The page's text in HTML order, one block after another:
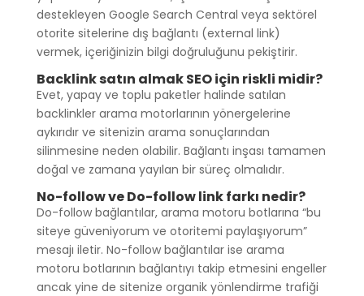
destekleyen Google Search Central veya sektörel
otorite sitelerine dış bağlantı (external link)
vermek, içeriğinizin bilgi doğruluğunu pekiştirir.
Backlink satın almak SEO için riskli midir?
Evet, yapay ve toplu paketler halinde satılan
backlinkler arama motorlarının yönergelerine
aykırıdır ve sitenizin arama sonuçlarından
silinmesine neden olabilir. Bağlantı inşası tamamen
doğal ve zamana yayılan bir süreç olmalıdır.
No-follow ve Do-follow link farkı nedir?
Do-follow bağlantılar, arama motoru botlarına “bu
siteye güveniyorum ve otoritemi paylaşıyorum”
mesajı iletir. No-follow bağlantılar ise arama
motoru botlarının bağlantıyı takip etmesini engeller
ancak yine de sitenize organik yönlendirme trafiği